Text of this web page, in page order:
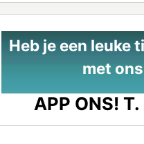
Heb je een leuke
met
APP ONS! T.